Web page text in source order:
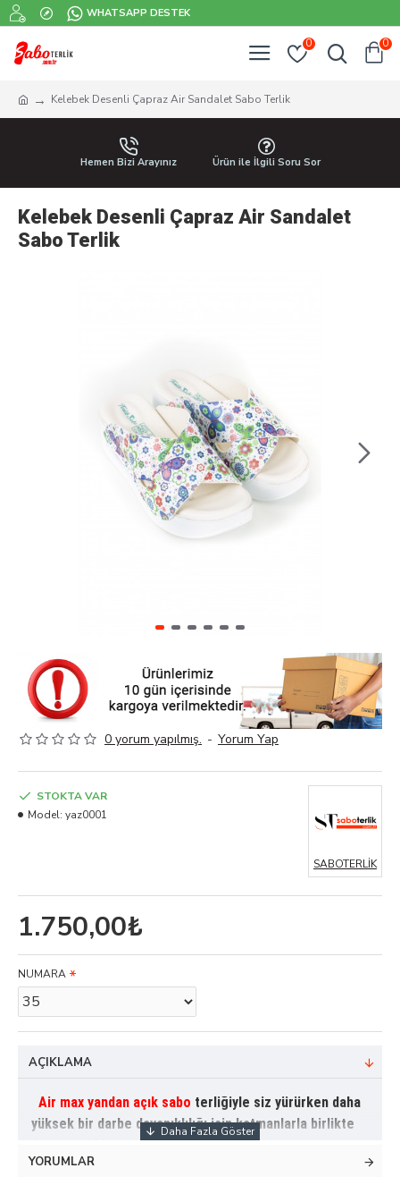
WHATSAPP DESTEK
0 0
Kelebek Desenli Çapraz Air Sandalet Sabo Terlik
Hemen Bizi Arayınız Ürün ile İlgili Soru Sor
Kelebek Desenli Çapraz Air Sandalet
Sabo Terlik
0 yorum yapılmış. - Yorum Yap
1.750,00₺
STOKTA VAR
Model: yaz0001
SABOTERLİK
NUMARA
AÇIKLAMA
Air max yandan açık sabo terliğiyle siz yürürken daha
yüksek bir darbe dayanıklılığı için katmanlarla birlikte
devrimsel bir tasarıma sahiptir.
YORUMLAR